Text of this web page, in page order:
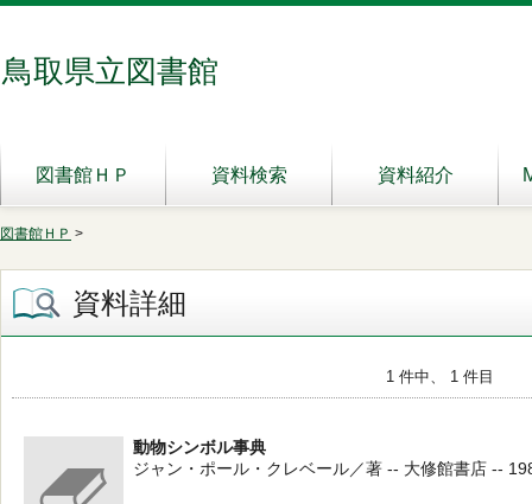
鳥取県立図書館
図書館ＨＰ 資料検索 資料紹介
図書館ＨＰ >
資料詳細
1 件中、 1 件目
動物シンボル事典
ジャン・ポール・クレベール／著 -- 大修館書店 --